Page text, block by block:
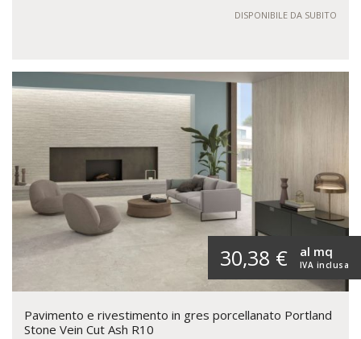
DISPONIBILE DA SUBITO
30,38 € IVA inclusa
al mq
Pavimento e rivestimento in gres porcellanato Portland
Stone Vein Cut Ash R10